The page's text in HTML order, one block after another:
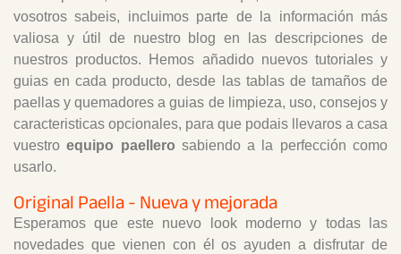
vosotros sabeis, incluimos parte de la información más
valiosa y útil de nuestro blog en las descripciones de
nuestros productos. Hemos añadido nuevos tutoriales y
guias en cada producto, desde las tablas de tamaños de
paellas y quemadores a guias de limpieza, uso, consejos y
caracteristicas opcionales, para que podais llevaros a casa
vuestroequipo paellero sabiendo a la perfección como
usarlo.
Original Paella - Nueva y mejorada
Esperamos que este nuevo look moderno y todas las
novedades que vienen con él os ayuden a disfrutar de